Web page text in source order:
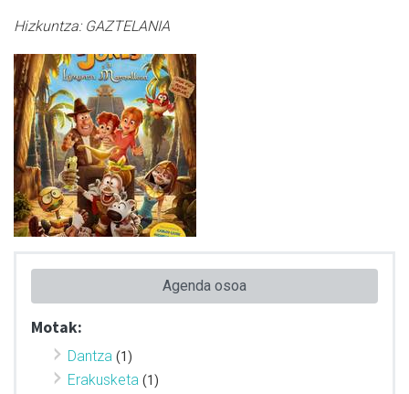
Hizkuntza: GAZTELANIA
Agenda osoa
Motak:
Dantza (1)
Erakusketa (1)